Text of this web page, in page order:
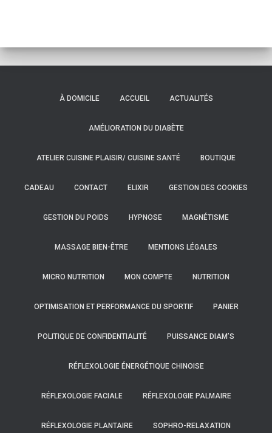
À DOMICILE ACCUEIL ACTUALITÉS
AMÉLIORATION DU DIABÈTE
ATELIER CUISINE PLAISIR/ CUISINE SANTÉ BOUTIQUE
CADEAU CONTACT ELIXIR GESTION DES COOKIES
GESTION DU POIDS HYPNOSE MAGNÉTISME
MASSAGE BIEN-ÊTRE MENTIONS LÉGALES
MICRO NUTRITION MON COMPTE NUTRITION
OPTIMISATION ET PERFORMANCE DU SPORTIF PANIER
POLITIQUE DE CONFIDENTIALITÉ PUISSANCE DIAM’S
RÉFLEXOLOGIE ÉNERGÉTIQUE CHINOISE
RÉFLEXOLOGIE FACIALE RÉFLEXOLOGIE PALMAIRE
RÉFLEXOLOGIE PLANTAIRE SOPHRO-RELAXATION